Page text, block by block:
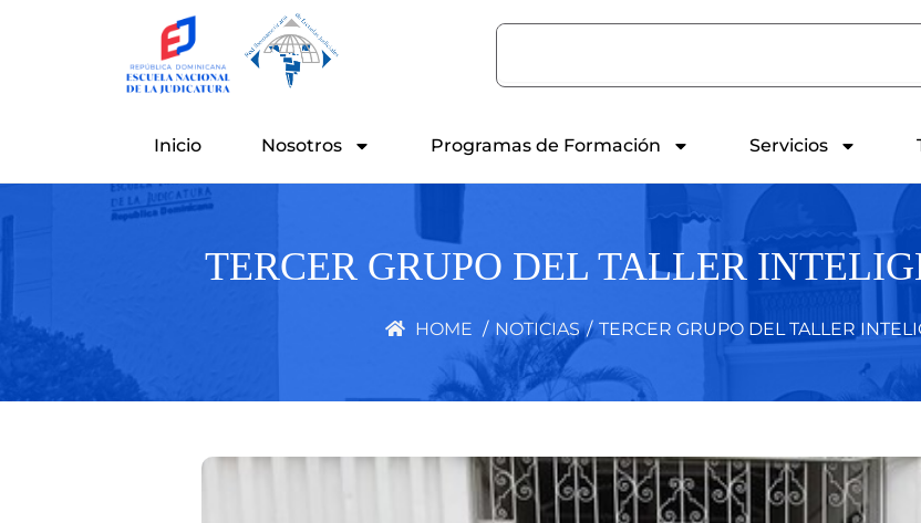
Search
Inicio Nosotros Programas de Formación Servicios
TERCER GRUPO DEL TALLER
HOME / NOTICIAS / TERCER GRUPO DEL TALLER